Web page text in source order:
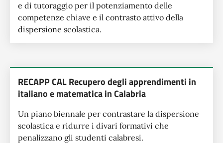
e di tutoraggio per il potenziamento delle
competenze chiave e il contrasto attivo della
dispersione scolastica.
RECAPP CAL Recupero degli apprendimenti in
italiano e matematica in Calabria
Un piano biennale per contrastare la dispersione
scolastica e ridurre i divari formativi che
penalizzano gli studenti calabresi.